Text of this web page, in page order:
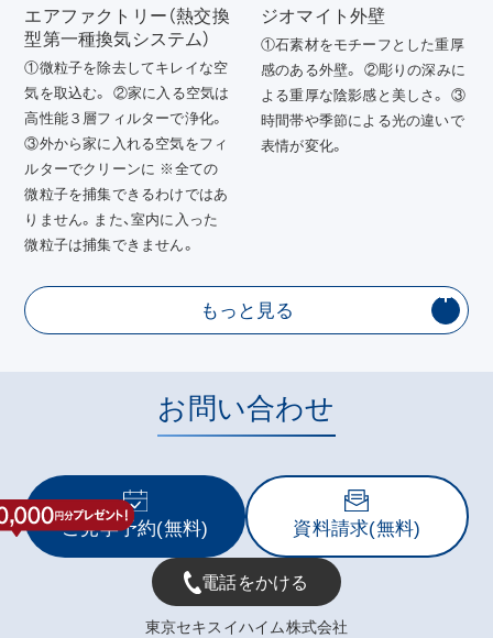
エアファクトリー（熱交換
型第一種換気システム）
①微粒子を除去してキレイな空
気を取込む。 ②家に入る空気は
高性能３層フィルターで浄化。
③外から家に入れる空気をフィ
ルターでクリーンに ※全ての
微粒子を捕集できるわけではあ
りません。また、室内に入った
微粒子は捕集できません。
ジオマイト外壁
①石素材をモチーフとした重厚
感のある外壁。 ②彫りの深みに
よる重厚な陰影感と美しさ。 ③
時間帯や季節による光の違いで
表情が変化。
もっと見る
お問い合わせ
電話をかける
東京セキスイハイム株式会社
ご見学予約(無料) 資料請求(無料)